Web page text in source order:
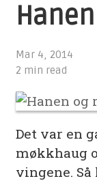
Mar 4, 2014
2 min read
Det var en
møkkhaug
vingene.